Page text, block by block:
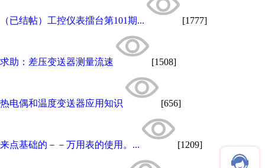
（已结帖）工控仪表擂台第101期... [1777]
求助：差压变送器测量流速 [1508]
热电偶和温度变送器应用知识 [656]
来点基础的－－万用表的使用。... [1209]